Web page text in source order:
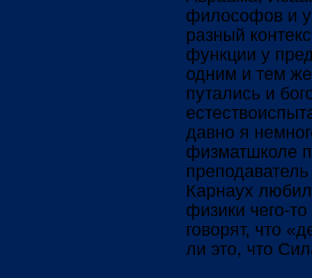
философов и
разный
функции у
одним и тем
путались и
давно я
физматшколе
Карнаух любил
физики чего-
говорят, что
ли это, что